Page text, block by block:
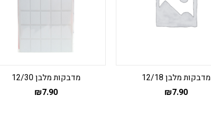
מדבקות מלבן 12/18
₪7.90
מדבקות מלבן 12/30
₪7.90